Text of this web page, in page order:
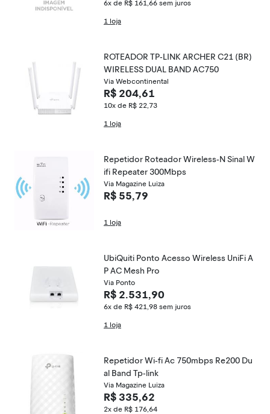
6x de R$ 161,66 sem juros
1 loja
ROTEADOR TP-LINK ARCHER C21 (BR)
WIRELESS DUAL BAND AC750
Via Webcontinental
R$ 204,61
10x de R$ 22,73
1 loja
Repetidor Roteador Wireless-N Sinal W
ifi Repeater 300Mbps
Via Magazine Luiza
R$ 55,79
1 loja
UbiQuiti Ponto Acesso Wireless UniFi A
P AC Mesh Pro
Via Ponto
R$ 2.531,90
6x de R$ 421,98 sem juros
1 loja
Repetidor Wi-fi Ac 750mbps Re200 Du
al Band Tp-link
Via Magazine Luiza
R$ 335,62
2x de R$ 176,64